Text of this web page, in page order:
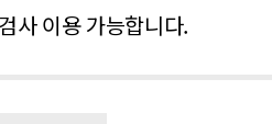
사 이용 가능합니다.